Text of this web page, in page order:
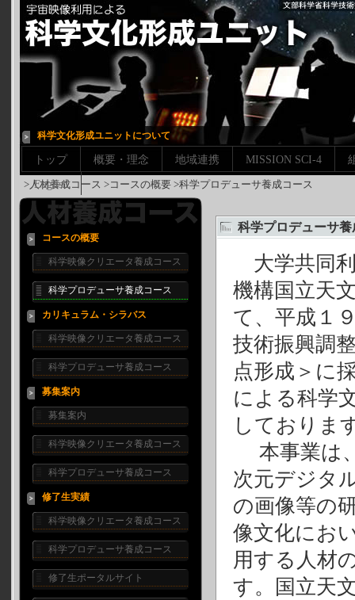
科学文化形成ユニットについて
トップ 概要・理念 地域連携 MISSION SCI-4
English
>人材養成コース >コースの概要 >科学プロデューサ養成コース
コースの概要
科学映像クリエータ養成コース
科学プロデューサ養成コース
カリキュラム・シラバス
科学映像クリエータ養成コース
科学プロデューサ養成コース
募集案内
募集案内
科学映像クリエータ養成コース
科学プロデューサ養成コース
修了生実績
科学映像クリエータ養成コース
科学プロデューサ養成コース
修了生ポータルサイト
科学プロデューサ
大学共同
機構国立天
て、平成１
技術振興調
点形成＞に
による科学
しておりま
本事業は
次元デジタ
の画像等の
像文化にお
用する人材
す。国立天